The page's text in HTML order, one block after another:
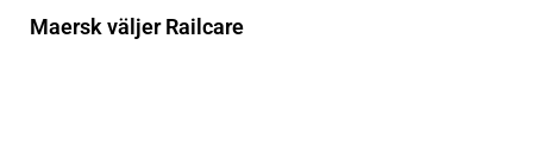
Maersk väljer Railcare